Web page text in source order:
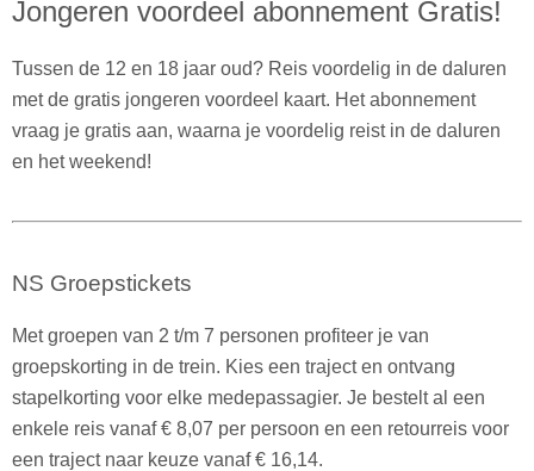
Jongeren voordeel abonnement Gratis!
Tussen de 12 en 18 jaar oud? Reis voordelig in de daluren
met de gratis jongeren voordeel kaart. Het abonnement
vraag je gratis aan, waarna je voordelig reist in de daluren
en het weekend!
NS Groepstickets
Met groepen van 2 t/m 7 personen profiteer je van
groepskorting in de trein. Kies een traject en ontvang
stapelkorting voor elke medepassagier. Je bestelt al een
enkele reis vanaf € 8,07 per persoon en een retourreis voor
een traject naar keuze vanaf € 16,14.